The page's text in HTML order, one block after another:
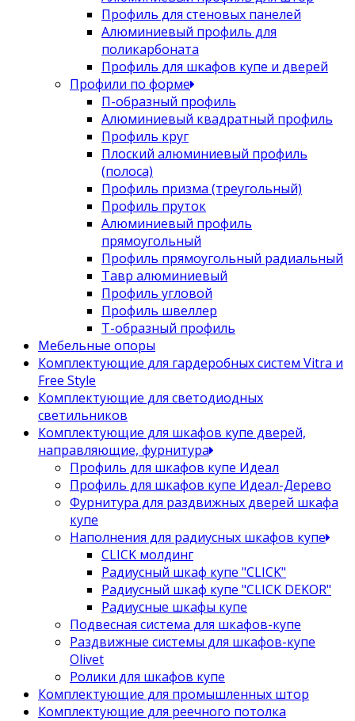
Профиль для стеновых панелей
Алюминиевый профиль для
поликарбоната
Профиль для шкафов купе и дверей
Профили по форме
П-образный профиль
Алюминиевый квадратный профиль
Профиль круг
Плоский алюминиевый профиль
(полоса)
Профиль призма (треугольный)
Профиль пруток
Алюминиевый профиль
прямоугольный
Профиль прямоугольный радиальный
Тавр алюминиевый
Профиль угловой
Профиль швеллер
Т-образный профиль
Мебельные опоры
Комплектующие для гардеробных систем Vitra и
Free Style
Комплектующие для светодиодных
светильников
Комплектующие для шкафов купе дверей,
направляющие, фурнитура
Профиль для шкафов купе Идеал
Профиль для шкафов купе Идеал-Дерево
Фурнитура для раздвижных дверей шкафа
купе
Наполнения для радиусных шкафов купе
CLICK молдинг
Радиусный шкаф купе "CLICK"
Радиусный шкаф купе "CLICK DEKOR"
Радиусные шкафы купе
Подвесная система для шкафов-купе
Раздвижные системы для шкафов-купе
Olivet
Ролики для шкафов купе
Комплектующие для промышленных штор
Комплектующие для реечного потолка